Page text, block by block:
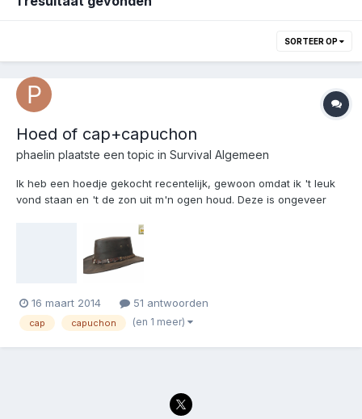
SORTEER OP
Hoed of cap+capuchon
phaelin plaatste een topic in Survival Algemeen
Ik heb een hoedje gekocht recentelijk, gewoon omdat ik 't leuk
vond staan en 't de zon uit m'n ogen houd. Deze is ongeveer
baseball cap is beter bij kou. Ben ik 't mee eens maar die hoed
is nu al bijzonder warm als de zon...
16 maart 2014 51 antwoorden
cap capuchon (en 1 meer)